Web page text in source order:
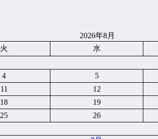
2026年8月
火 水
4 5
11 12
18 19
25 26